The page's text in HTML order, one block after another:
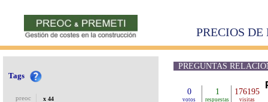
PRECIOS
Tags
preoc x 44
PREGUNTAS
0
votos
1
respuestas
176195
visitas